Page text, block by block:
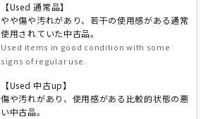
【Used 通常品】
やや傷や汚れがあり、若干の使用感がある通常
使用されていた中古品。
Used items in good condition with some
signs of regular use.
【Used 中古up】
傷や汚れがあり、使用感がある比較的状態の悪
い中古品。